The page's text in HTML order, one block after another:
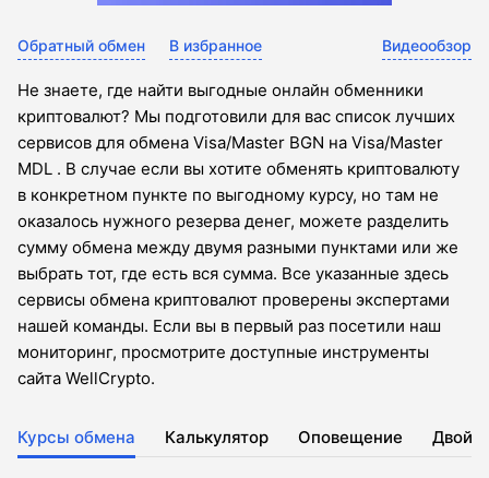
Обратный обмен В избранное Видеообзор
Не знаете, где найти выгодные онлайн обменники
криптовалют? Мы подготовили для вас список лучших
сервисов для обмена Visa/Master BGN на Visa/Master
MDL . В случае если вы хотите обменять криптовалюту
в конкретном пункте по выгодному курсу, но там не
оказалось нужного резерва денег, можете разделить
сумму обмена между двумя разными пунктами или же
выбрать тот, где есть вся сумма. Все указанные здесь
сервисы обмена криптовалют проверены экспертами
нашей команды. Если вы в первый раз посетили наш
мониторинг, просмотрите доступные инструменты
сайта WellCrypto.
Курсы обмена Калькулятор Оповещение